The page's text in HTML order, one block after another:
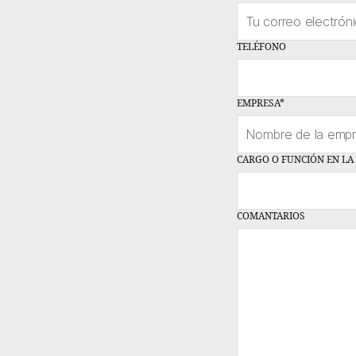
TELÉFONO
EMPRESA*
CARGO O FUNCIÓN EN LA
COMANTARIOS